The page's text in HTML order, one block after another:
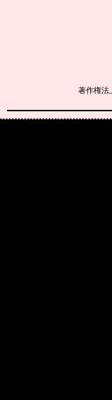
著作権法